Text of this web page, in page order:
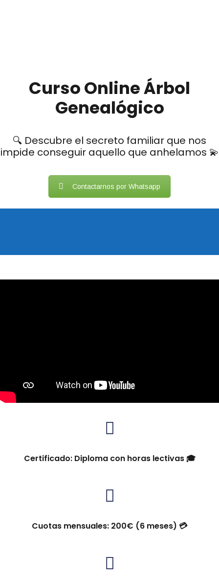
Curso Online Árbol
Genealógico
🔍 Descubre el secreto familiar que nos
impide conseguir aquello que anhelamos 💫
Contactarnos por Whatsapp
Certificado: Diploma con horas lectivas 🎓
Cuotas mensuales: 200€ (6 meses) 💳